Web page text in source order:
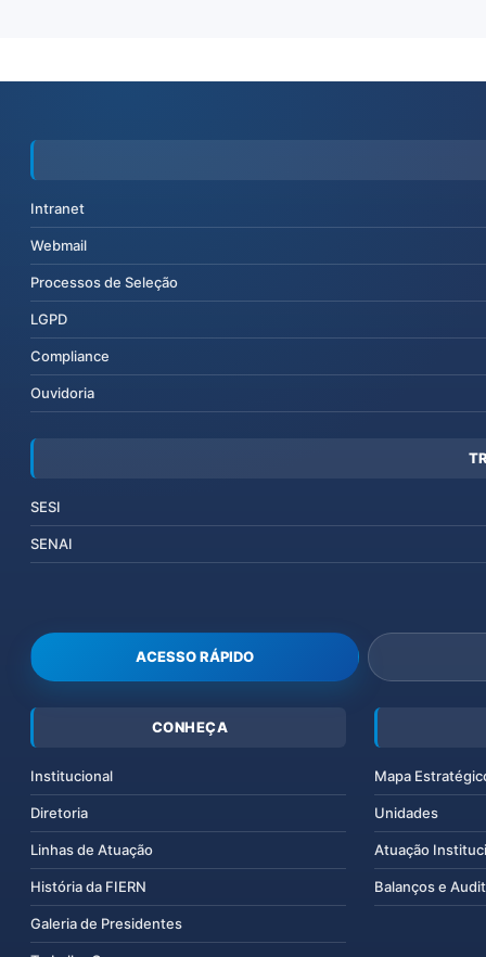
Intranet
Webmail
Processos de Seleção
LGPD
Compliance
Ouvidoria
SESI
SENAI
ACESSO RÁPIDO
CONHEÇA
Institucional
Diretoria
Linhas de Atuação
História da FIERN
Galeria de Presidentes
Mapa
Unidades
Atuação
Balanços e